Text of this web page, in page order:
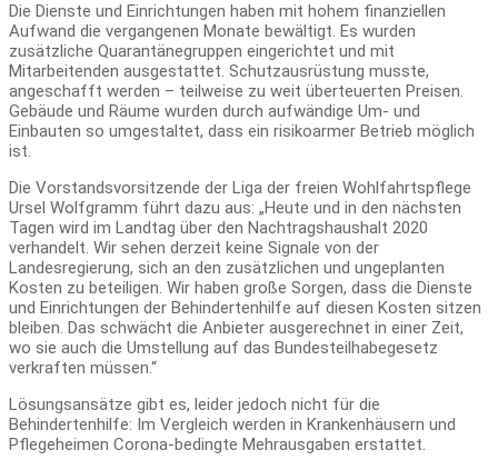
Die Dienste und Einrichtungen haben mit hohem finanziellen
Aufwand die vergangenen Monate bewältigt. Es wurden
zusätzliche Quarantänegruppen eingerichtet und mit
Mitarbeitenden ausgestattet. Schutzausrüstung musste,
angeschafft werden – teilweise zu weit überteuerten Preisen.
Gebäude und Räume wurden durch aufwändige Um- und
Einbauten so umgestaltet, dass ein risikoarmer Betrieb möglich
ist.
Die Vorstandsvorsitzende der Liga der freien Wohlfahrtspflege
Ursel Wolfgramm führt dazu aus: „Heute und in den nächsten
Tagen wird im Landtag über den Nachtragshaushalt 2020
verhandelt. Wir sehen derzeit keine Signale von der
Landesregierung, sich an den zusätzlichen und ungeplanten
Kosten zu beteiligen. Wir haben große Sorgen, dass die Dienste
und Einrichtungen der Behindertenhilfe auf diesen Kosten sitzen
bleiben. Das schwächt die Anbieter ausgerechnet in einer Zeit,
wo sie auch die Umstellung auf das Bundesteilhabegesetz
verkraften müssen.“
Lösungsansätze gibt es, leider jedoch nicht für die
Behindertenhilfe: Im Vergleich werden in Krankenhäusern und
Pflegeheimen Corona-bedingte Mehrausgaben erstattet.